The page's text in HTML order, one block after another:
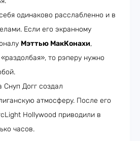
одинаково расслабленно и в
Если его экранному
Мэттью МакКонахи,
то рэперу нужно
Догг создал
атмосферу. После его
Hollywood приводили в
часов.